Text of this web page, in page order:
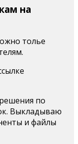
на
толье
по
Выкладываю
и файлы